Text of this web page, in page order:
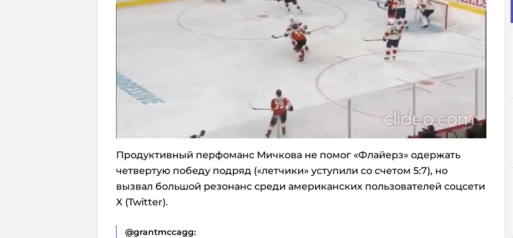
Продуктивный перфоманс Мичкова не помог «Флайерз» одержать
четвертую победу подряд («летчики» уступили со счетом 5:7), но
вызвал большой резонанс среди американских пользователей соцсети
X (Twitter).
@grantmccagg: